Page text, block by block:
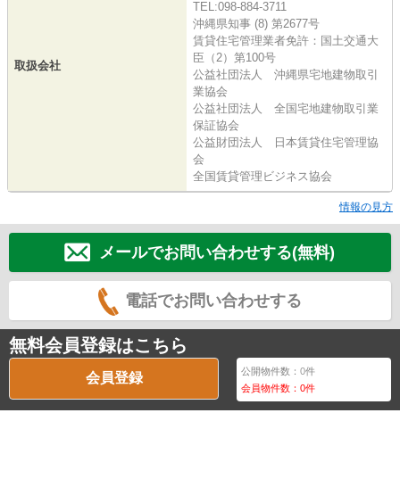
取扱会社
TEL:098-884-3711
沖縄県知事 (8) 第2677号
賃貸住宅管理業者免許：国土交通大
臣（2）第100号
公益社団法人 沖縄県宅地建物取引
業協会
公益社団法人 全国宅地建物取引業
保証協会
公益財団法人 日本賃貸住宅管理協
会
全国賃貸管理ビジネス協会
情報の見方
メールでお問い合わせする(無料)
電話でお問い合わせする
無料会員登録はこちら
会員登録 公開物件数：0件
会員物件数：0件